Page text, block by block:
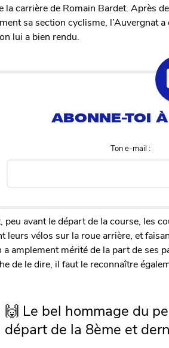
la carrière de Romain Bardet. Après
sa section cyclisme, l’Auvergnat
lui a bien rendu.
Ton e-mail :
peu avant le départ de la course, les
leurs vélos sur la roue arrière, et
a amplement mérité de la part de ses
de le dire, il faut le reconnaître
🙌 Le bel hommage du
départ de la 8ème et